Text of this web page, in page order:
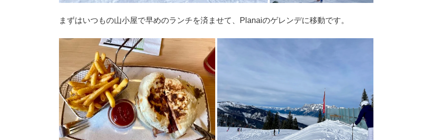
まずはいつもの山小屋で早めのランチを済ませて、Planaiのゲレンデに移動です。